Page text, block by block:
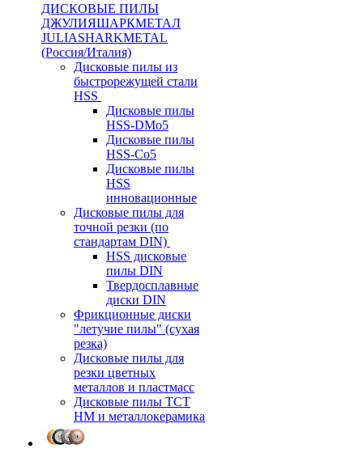
ДИСКОВЫЕ ПИЛЫ
ДЖУЛИЯШАРКМЕТАЛ
JULIASHARKMETAL
(Россия/Италия)
Дисковые пилы из
быстрорежущей стали
HSS
Дисковые пилы
HSS-DMo5
Дисковые пилы
HSS-Co5
Дисковые пилы
HSS
инновационные
Дисковые пилы для
точной резки (по
стандартам DIN)
HSS дисковые
пилы DIN
Твердосплавные
диски DIN
Фрикционные диски
"летучие пилы" (сухая
резка)
Дисковые пилы для
резки цветных
металлов и пластмасс
Дисковые пилы ТСТ
НМ и металлокерамика